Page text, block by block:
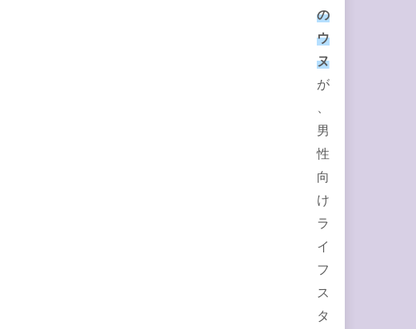
の
ウ
ヌ
が
男
性
向
け
ラ
イ
フ
ス
タ